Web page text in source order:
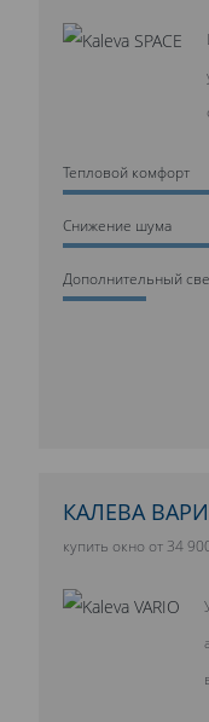
Тепловой комфорт
Cнижение шума
Дополнительный
КАЛЕВА
купить окно от 34